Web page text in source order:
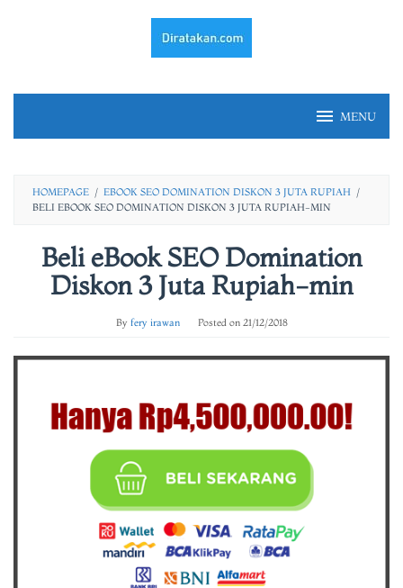
MENU
HOMEPAGE / EBOOK SEO DOMINATION DISKON 3 JUTA RUPIAH /
BELI EBOOK SEO DOMINATION DISKON 3 JUTA RUPIAH-MIN
Beli eBook SEO Domination
Diskon 3 Juta Rupiah-min
By fery irawan Posted on 21/12/2018